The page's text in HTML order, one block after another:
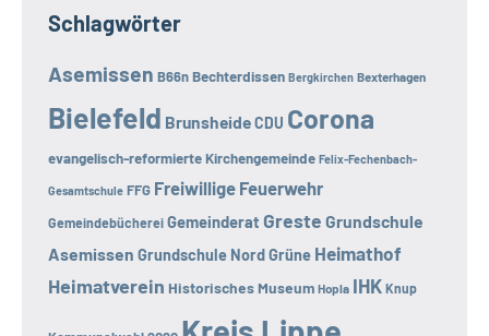
Schlagwörter
Asemissen B66nBechterdissen Bergkirchen Bexterhagen
Bielefeld BrunsheideCDU Corona
evangelisch-reformierte Kirchengemeinde Felix-Fechenbach-
Gesamtschule FFG Freiwillige Feuerwehr
Gemeindebücherei Gemeinderat Greste Grundschule
Asemissen Grundschule NordGrüne Heimathof
Heimatverein Historisches Museum Hopla IHK Knup